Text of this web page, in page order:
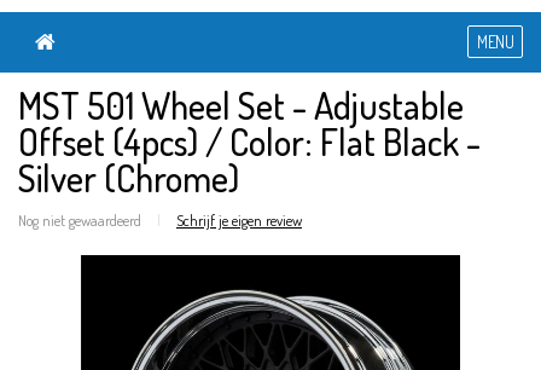
MENU
MST 501 Wheel Set - Adjustable
Offset (4pcs) / Color: Flat Black -
Silver (Chrome)
Nog niet gewaardeerd | Schrijf je eigen review